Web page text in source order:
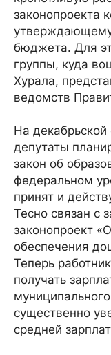
законопроекта
утверждающему
бюджета. Для
группы, куда
Хурала,
ведомств
На декабрьской
депутаты
закон об
федеральном
принят и
Тесно связан с
законопроект
обеспечения
Теперь
получать
существенно
средней